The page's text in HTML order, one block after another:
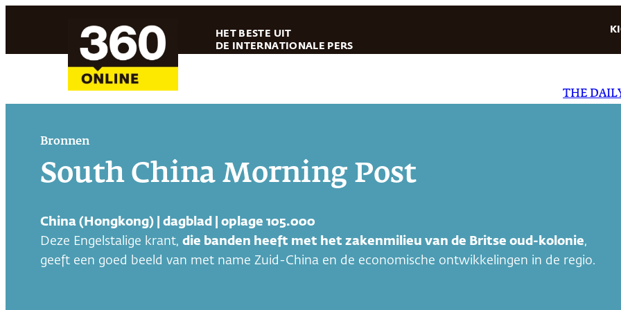
HET BESTE UIT
DE INTERNATIONALE PERS
THE DAILY STAR| EL
Bronnen
South China Morning Post
China (Hongkong) | dagblad | oplage 105.000
Deze Engelstalige krant, die banden heeft met het zakenmilieu van de Britse oud-kolonie,
geeft een goed beeld van met name Zuid-China en de economische ontwikkelingen in de regio.